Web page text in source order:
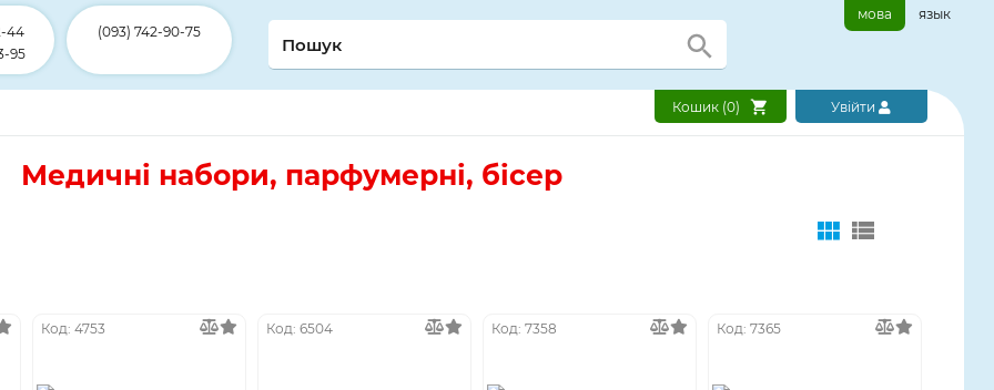
44
95
(093) 742-90-75
мова язык
Кошик (0) Увійти
Медичні набори, парфумерні, бісер
Код: 4753 Код: 6504 Код: 7358 Код: 7365